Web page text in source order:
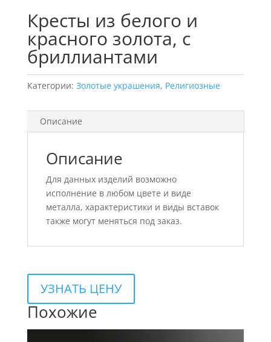
Кресты из белого и
красного золота, с
бриллиантами
Категории: Золотые украшения, Религиозные
Описание
Описание
Для данных изделий возможно
исполнение в любом цвете и виде
металла, характеристики и виды вставок
также могут меняться под заказ.
УЗНАТЬ ЦЕНУ
Похожие